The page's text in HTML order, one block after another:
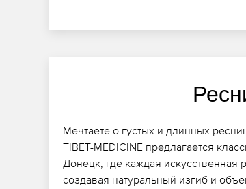
Мечтаете о густых и длинных
TIBET-MEDICINE предлагается
Донецк, где каждая искусственная
создавая натуральный изгиб и